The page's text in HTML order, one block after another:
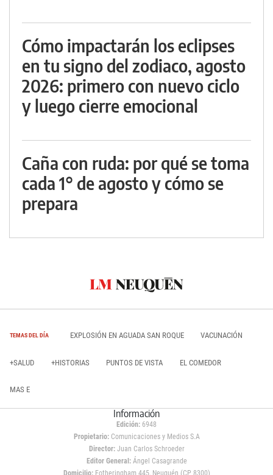
Cómo impactarán los eclipses
en tu signo del zodiaco, agosto
2026: primero con nuevo ciclo
y luego cierre emocional
Caña con ruda: por qué se toma
cada 1° de agosto y cómo se
prepara
TEMAS DEL DÍA EXPLOSIÓN EN AGUADA SAN ROQUE VACUNACIÓN
+SALUD +HISTORIAS PUNTOS DE VISTA EL COMEDOR
MAS E
Información
Edición: 6948
Propietario:Comunicaciones y Medios S.A
Director: Juan Carlos Schroeder
Editor General:Ángel Casagrande
Domicilio:Fotheringham 445, Neuquén (CP 8300)